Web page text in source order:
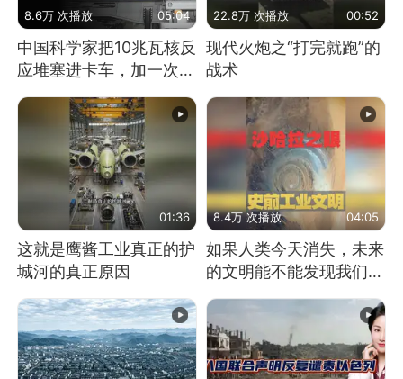
8.6万 次播放 05:04
中国科学家把10兆瓦核反
应堆塞进卡车，加一次燃
料能跑几十年
22.8万 次播放 00:52
现代火炮之“打完就跑”的
战术
01:36
这就是鹰酱工业真正的护
城河的真正原因
8.4万 次播放 04:05
如果人类今天消失，未来
的文明能不能发现我们存